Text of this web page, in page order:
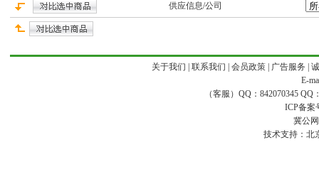
供应信息/公司
关于我们 联系我们 会员政策| 广告服务
E-
（客服）QQ：842070345 QQ
ICP备案
冀公
技术支持： 北